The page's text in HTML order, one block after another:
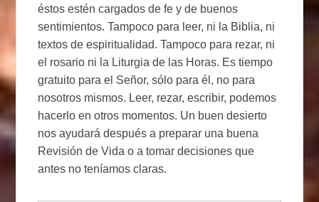
éstos estén cargados de fe y de buenos
sentimientos. Tampoco para leer, ni la Biblia, ni
textos de espiritualidad. Tampoco para rezar, ni
el rosario ni la Liturgia de las Horas. Es tiempo
gratuito para el Señor, sólo para él, no para
nosotros mismos. Leer, rezar, escribir, podemos
hacerlo en otros momentos. Un buen desierto
nos ayudará después a preparar una buena
Revisión de Vida o a tomar decisiones que
antes no teníamos claras.